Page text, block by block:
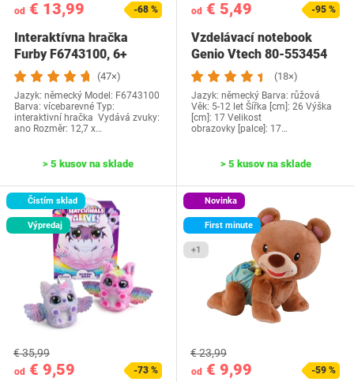
od € 13,99 -68 %
Interaktívna hračka
Furby F6743100, 6+
(47×)
Jazyk: německý Model: F6743100
Barva: vícebarevné Typ:
interaktivní hračka Vydává zvuky:
ano Rozměr: ‎12,7 x…
> 5 kusov na sklade
od € 5,49 -95 %
Vzdelávací notebook
Genio Vtech ‎80-553454
(18×)
Jazyk: německý Barva: růžová
Věk: 5-12 let Šířka [cm]: 26 Výška
[cm]: 17 Velikost
obrazovky [palce]: 17…
> 5 kusov na sklade
Čistím sklad
Výpredaj
od € 9,59
€ 35,99
-73 %
Novinka
First minute
+1
od € 9,99
€ 23,99
-59 %